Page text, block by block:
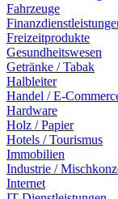
Fahrzeuge
Freizeitprodukte
Gesundheitswesen
Getränke / Tabak
Halbleiter
Handel / E-
Hardware
Holz / Papier
Hotels / Tourismus
Immobilien
Industrie /
Internet